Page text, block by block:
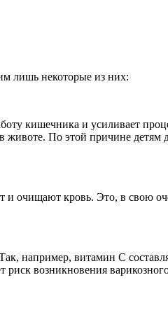
лишь некоторые из них:
кишечника и усиливает
По этой причине детям
очищают кровь. Это, в свою
например, витамин С
риск возникновения